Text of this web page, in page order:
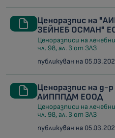
Ценоразпис на
ЗЕЙНЕБ ОСМАН"
Ценоразписи на
чл. 98, ал. 3 от ЗЛЗ
публикуван на
Ценоразпис на д-
АИПППДМ ЕООД
Ценоразписи на
чл. 98, ал. 3 от ЗЛЗ
публикуван на